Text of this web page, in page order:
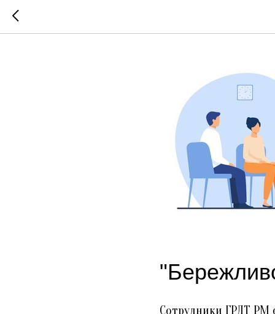
Сотрудники ГРДТ РМ